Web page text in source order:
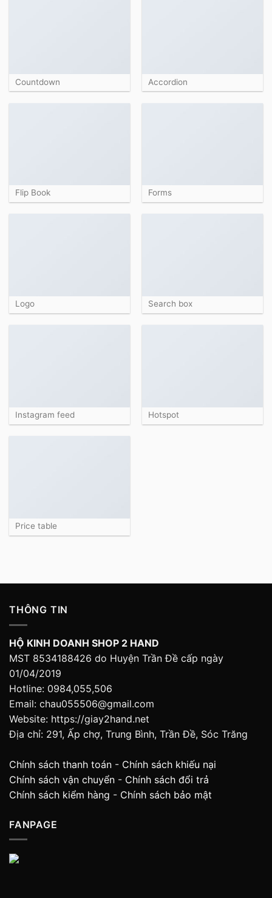
Countdown Accordion
Flip Book Forms
Logo Search box
Instagram feed Hotspot
Price table
THÔNG TIN
HỘ KINH DOANH SHOP 2 HAND
MST 8534188426 do Huyện Trần Đề cấp ngày
01/04/2019
Hotline: 0984,055,506
Email: chau055506@gmail.com
Website: https://giay2hand.net
Địa chỉ: 291, Ấp chợ, Trung Bình, Trần Đề, Sóc Trăng
Chính sách thanh toán - Chính sách khiếu nại
Chính sách vận chuyển - Chính sách đổi trả
Chính sách kiểm hàng - Chính sách bảo mật
FANPAGE